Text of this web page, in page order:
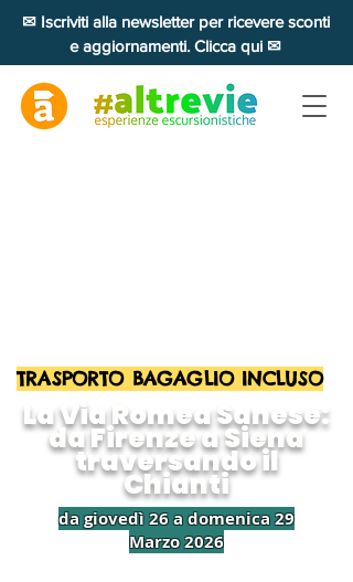
✉ Iscriviti alla newsletter per ricevere sconti
e aggiornamenti. Clicca qui ✉
La Via Romea Sanese:
da Firenze a Siena
traversando il
Chianti
da giovedì 26 a domenica 29
Marzo 2026
TRASPORTO BAGAGLIO INCLUSO